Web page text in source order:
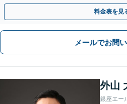
や契約書作成・交渉はお任せください【
料金表を見
メールでお問
外山
銀座エー